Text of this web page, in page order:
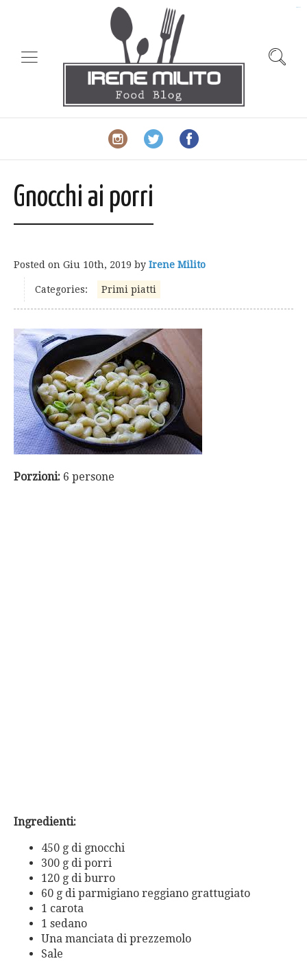
Gnocchi ai porri
Posted on Giu 10th, 2019 by Irene Milito
Categories: Primi piatti
Porzioni: 6 persone
Ingredienti:
450 g di gnocchi
300 g di porri
120 g di burro
60 g di parmigiano reggiano grattugiato
1 carota
1 sedano
Una manciata di prezzemolo
Sale